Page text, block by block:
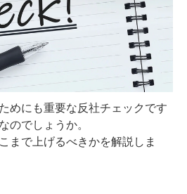
めにも重要な反社チェックです
のでしょうか。
まで上げるべきかを解説しま